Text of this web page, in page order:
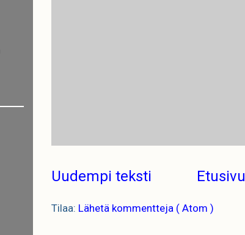
Uudempi teksti Etusivu
Tilaa: Lähetä kommentteja ( Atom )